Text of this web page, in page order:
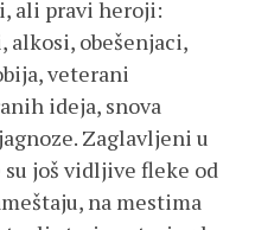
ali pravi heroji:
alkosi, obešenjaci,
veterani
ideja, snova
Zaglavljeni u
su još vidljive fleke od
na mestima